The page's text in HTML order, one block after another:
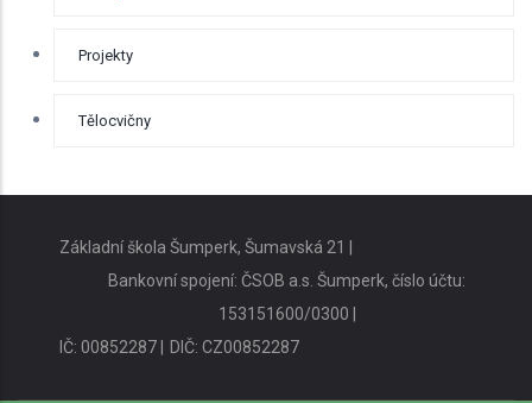
Projekty
Tělocvičny
Základní škola Šumperk, Šumavská 21 |
Bankovní spojení: ČSOB a.s. Šumperk, číslo účtu:
153151600/0300 |
IČ: 00852287 |
DIČ: CZ00852287